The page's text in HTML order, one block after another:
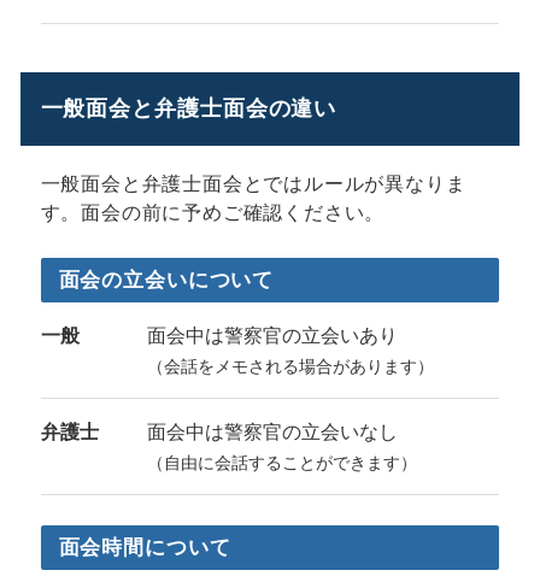
一般面会と弁護士面会の違い
一般面会と弁護士面会とではルールが異なりま
す。面会の前に予めご確認ください。
面会の立会いについて
一般 面会中は警察官の立会いあり
（会話をメモされる場合があります）
弁護士 面会中は警察官の立会いなし
（自由に会話することができます）
面会時間について